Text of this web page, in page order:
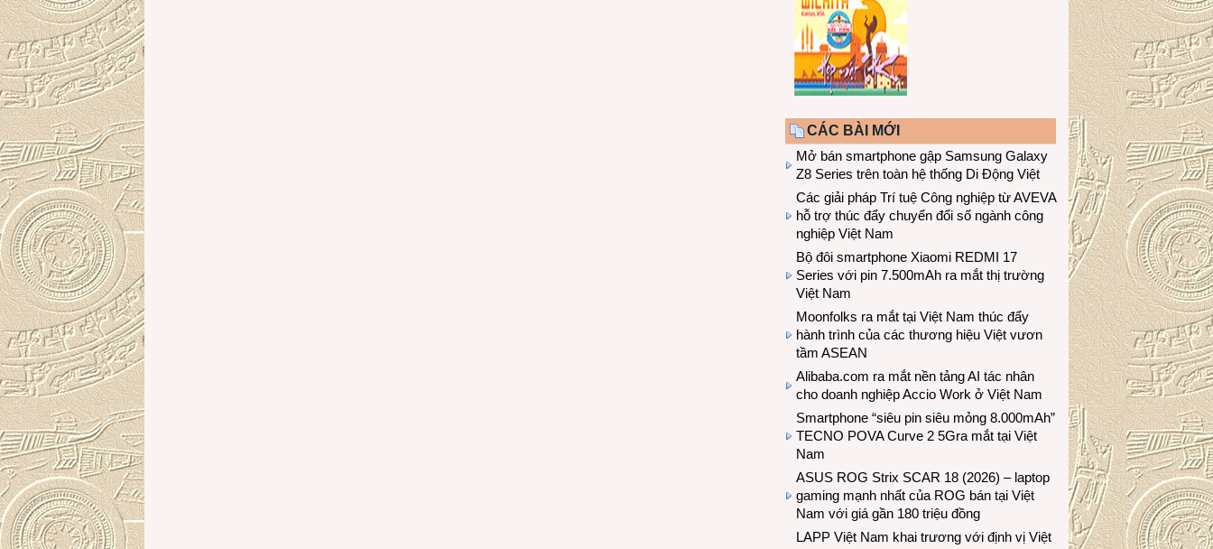
CÁC BÀI MỚI
Mở bán smartphone gập Samsung Galaxy
Z8 Series trên toàn hệ thống Di Động Việt
Các giải pháp Trí tuệ Công nghiệp từ AVEVA
hỗ trợ thúc đẩy chuyển đổi số ngành công
nghiệp Việt Nam
Bộ đôi smartphone Xiaomi REDMI 17
Series với pin 7.500mAh ra mắt thị trường
Việt Nam
Moonfolks ra mắt tại Việt Nam thúc đẩy
hành trình của các thương hiệu Việt vươn
tầm ASEAN
Alibaba.com ra mắt nền tảng AI tác nhân
cho doanh nghiệp Accio Work ở Việt Nam
Smartphone “siêu pin siêu mỏng 8.000mAh”
TECNO POVA Curve 2 5Gra mắt tại Việt
Nam
ASUS ROG Strix SCAR 18 (2026) – laptop
gaming mạnh nhất của ROG bán tại Việt
Nam với giá gần 180 triệu đồng
LAPP Việt Nam khai trương với định vị Việt